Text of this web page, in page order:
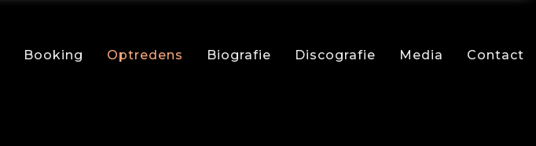
Booking Optredens Biografie Discografie Media Contact